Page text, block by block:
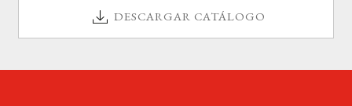
DESCARGAR CATÁLOGO